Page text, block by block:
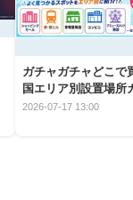
ガチャガチャどこで
国エリア別設置場所
2026-07-17 13:00